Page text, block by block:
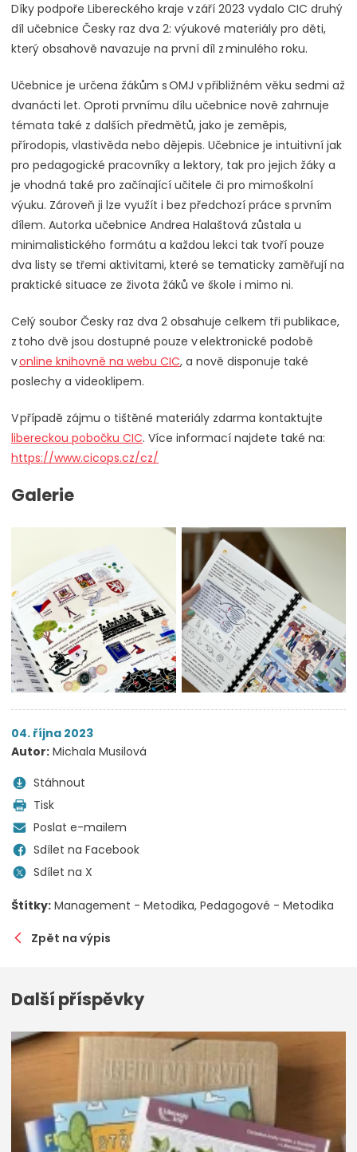
Díky podpoře Libereckého kraje v září 2023 vydalo CIC druhý
díl učebnice Česky raz dva 2: výukové materiály pro děti,
který obsahově navazuje na první díl z minulého roku.
Učebnice je určena žákům s OMJ v přibližném věku sedmi až
dvanácti let. Oproti prvnímu dílu učebnice nově zahrnuje
témata také z dalších předmětů, jako je zeměpis,
přírodopis, vlastivěda nebo dějepis. Učebnice je intuitivní jak
pro pedagogické pracovníky a lektory, tak pro jejich žáky a
je vhodná také pro začínající učitele či pro mimoškolní
výuku. Zároveň ji lze využít i bez předchozí práce s prvním
dílem. Autorka učebnice Andrea Halaštová zůstala u
minimalistického formátu a každou lekci tak tvoří pouze
dva listy se třemi aktivitami, které se tematicky zaměřují na
praktické situace ze života žáků ve škole i mimo ni.
Celý soubor Česky raz dva 2 obsahuje celkem tři publikace,
z toho dvě jsou dostupné pouze v elektronické podobě
vonline knihovně na webu CIC, a nově disponuje také
poslechy a videoklipem.
V případě zájmu o tištěné materiály zdarma kontaktujte
libereckou pobočku CIC. Více informací najdete také na:
https://www.cicops.cz/cz/
Galerie
04. října 2023
Autor: Michala Musilová
Stáhnout
Tisk
Poslat e-mailem
Sdílet na Facebook
Sdílet na X
Štítky: Management - Metodika Pedagogové - Metodika
Zpět na výpis
Další příspěvky